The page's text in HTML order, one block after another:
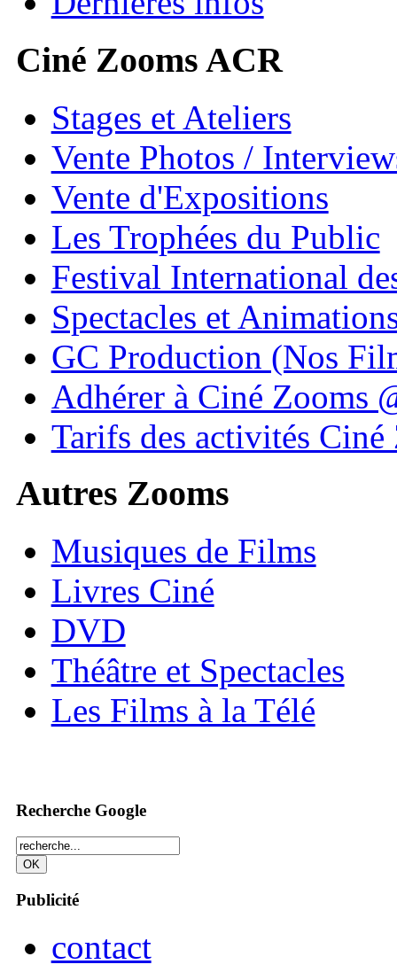
Ciné Zooms ACR
Stages et Ateliers
Vente Photos /
Vente d'Expositions
Les Trophées du Public
Festival International
Spectacles et
GC Production (Nos
Adhérer à Ciné Zooms
Tarifs des activités Ciné
Autres Zooms
Musiques de Films
Livres Ciné
DVD
Théâtre et Spectacles
Les Films à la Télé
Recherche Google
Publicité
contact